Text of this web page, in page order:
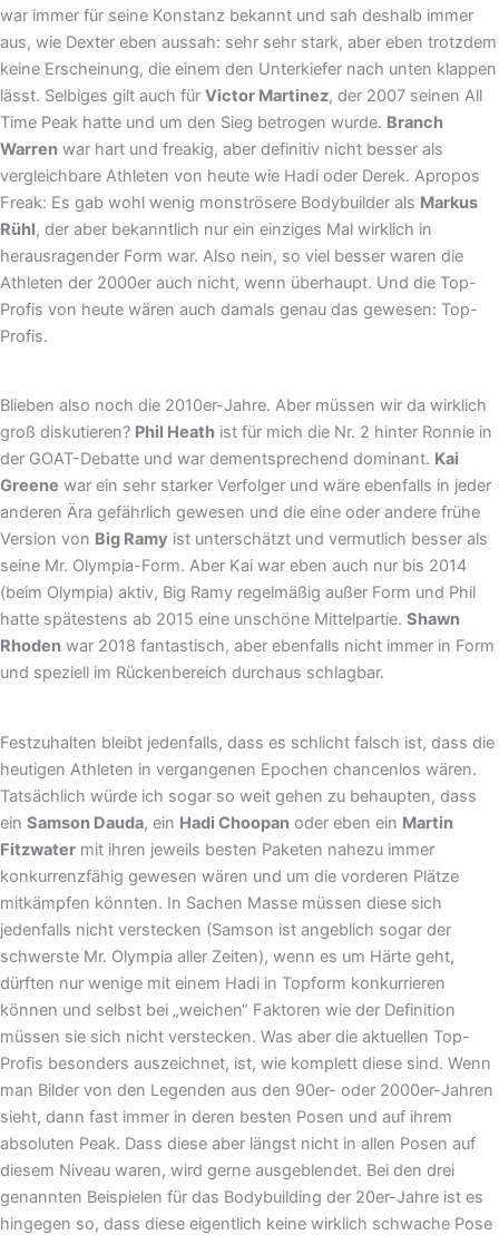
war immer für seine Konstanz bekannt und sah deshalb immer
aus, wie Dexter eben aussah: sehr sehr stark, aber eben trotzdem
keine Erscheinung, die einem den Unterkiefer nach unten klappen
lässt. Selbiges gilt auch für Victor Martinez, der 2007 seinen All
Time Peak hatte und um den Sieg betrogen wurde. Branch
Warren war hart und freakig, aber definitiv nicht besser als
vergleichbare Athleten von heute wie Hadi oder Derek. Apropos
Freak: Es gab wohl wenig monströsere Bodybuilder als Markus
Rühl, der aber bekanntlich nur ein einziges Mal wirklich in
herausragender Form war. Also nein, so viel besser waren die
Athleten der 2000er auch nicht, wenn überhaupt. Und die Top-
Profis von heute wären auch damals genau das gewesen: Top-
Profis.
Blieben also noch die 2010er-Jahre. Aber müssen wir da wirklich
groß diskutieren? Phil Heath ist für mich die Nr. 2 hinter Ronnie in
der GOAT-Debatte und war dementsprechend dominant. Kai
Greene war ein sehr starker Verfolger und wäre ebenfalls in jeder
anderen Ära gefährlich gewesen und die eine oder andere frühe
Version von Big Ramy ist unterschätzt und vermutlich besser als
seine Mr. Olympia-Form. Aber Kai war eben auch nur bis 2014
(beim Olympia) aktiv, Big Ramy regelmäßig außer Form und Phil
hatte spätestens ab 2015 eine unschöne Mittelpartie. Shawn
Rhoden war 2018 fantastisch, aber ebenfalls nicht immer in Form
und speziell im Rückenbereich durchaus schlagbar.
Festzuhalten bleibt jedenfalls, dass es schlicht falsch ist, dass die
heutigen Athleten in vergangenen Epochen chancenlos wären.
Tatsächlich würde ich sogar so weit gehen zu behaupten, dass
ein Samson Dauda, ein Hadi Choopan oder eben ein Martin
Fitzwater mit ihren jeweils besten Paketen nahezu immer
konkurrenzfähig gewesen wären und um die vorderen Plätze
mitkämpfen könnten. In Sachen Masse müssen diese sich
jedenfalls nicht verstecken (Samson ist angeblich sogar der
schwerste Mr. Olympia aller Zeiten), wenn es um Härte geht,
dürften nur wenige mit einem Hadi in Topform konkurrieren
können und selbst bei „weichen“ Faktoren wie der Definition
müssen sie sich nicht verstecken. Was aber die aktuellen Top-
Profis besonders auszeichnet, ist, wie komplett diese sind. Wenn
man Bilder von den Legenden aus den 90er- oder 2000er-Jahren
sieht, dann fast immer in deren besten Posen und auf ihrem
absoluten Peak. Dass diese aber längst nicht in allen Posen auf
diesem Niveau waren, wird gerne ausgeblendet. Bei den drei
genannten Beispielen für das Bodybuilding der 20er-Jahre ist es
hingegen so, dass diese eigentlich keine wirklich schwache Pose